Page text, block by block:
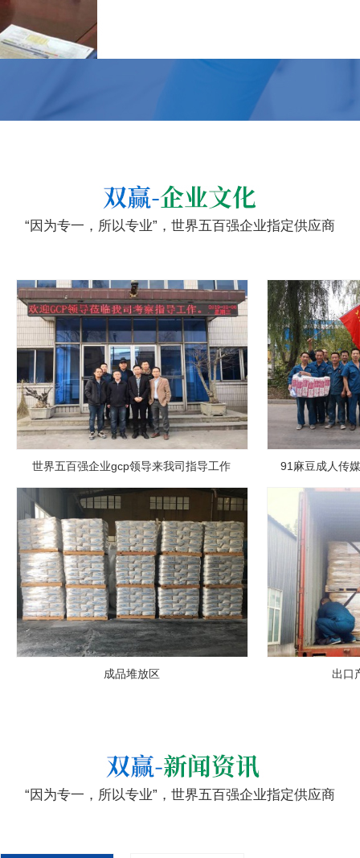
“因为专一，所以专业”，世界五百强企业指定供应商
世界五百强企业gcp领导来我司指导工作 91麻豆成人传
成品堆放区 出口
“因为专一，所以专业”，世界五百强企业指定供应商